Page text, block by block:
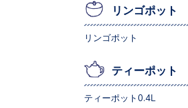
リンゴポット
リンゴポット
ティーポット
ティーポット0.4L